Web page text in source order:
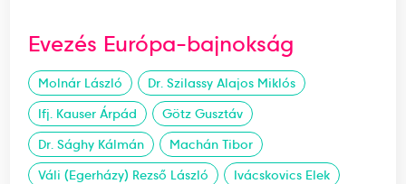
Evezés Európa-bajnokság
Molnár László
Dr. Szilassy Alajos Miklós
Ifj. Kauser Árpád
Götz Gusztáv
Dr. Sághy Kálmán
Machán Tibor
Váli (Egerházy) Rezső László
Ivácskovics Elek